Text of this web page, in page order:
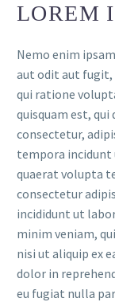
LOREM
Nemo enim
aut odit aut fugit,
qui ratione
quisquam est,
consectetur,
tempora incidunt
quaerat volupta
consectetur
incididunt ut
minim veniam,
nisi ut aliquip ex
dolor in
eu fugiat nulla